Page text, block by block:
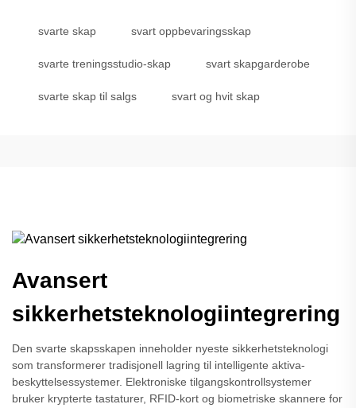
svarte skap svart oppbevaringsskap
svarte treningsstudio-skap svart skapgarderobe
svarte skap til salgs svart og hvit skap
Avansert
sikkerhetsteknologiintegrering
Den svarte skapsskapen inneholder nyeste sikkerhetsteknologi
som transformerer tradisjonell lagring til intelligente aktiva-
beskyttelsessystemer. Elektroniske tilgangskontrollsystemer
bruker krypterte tastaturer, RFID-kort og biometriske skannere for